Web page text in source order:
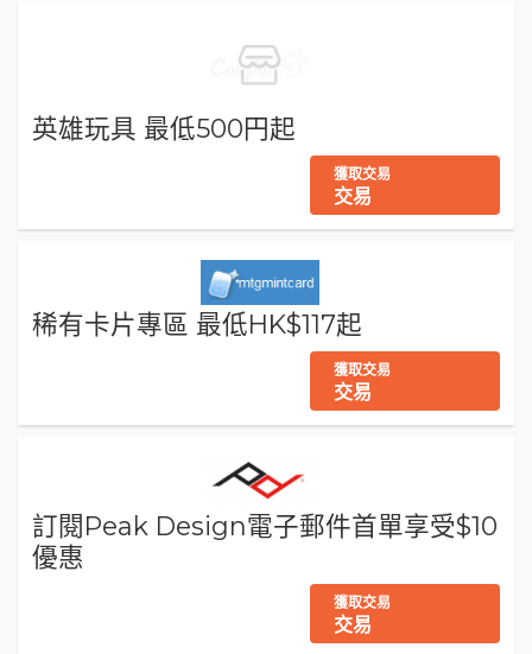
英雄玩具 最低500円起
獲取交易
交易
稀有卡片專區 最低HK$117起
獲取交易
交易
訂閱Peak Design電子郵件首單享受$10
優惠
獲取交易
交易